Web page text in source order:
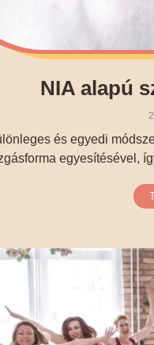
NIA alapú
és egyedi
egyesítésével,